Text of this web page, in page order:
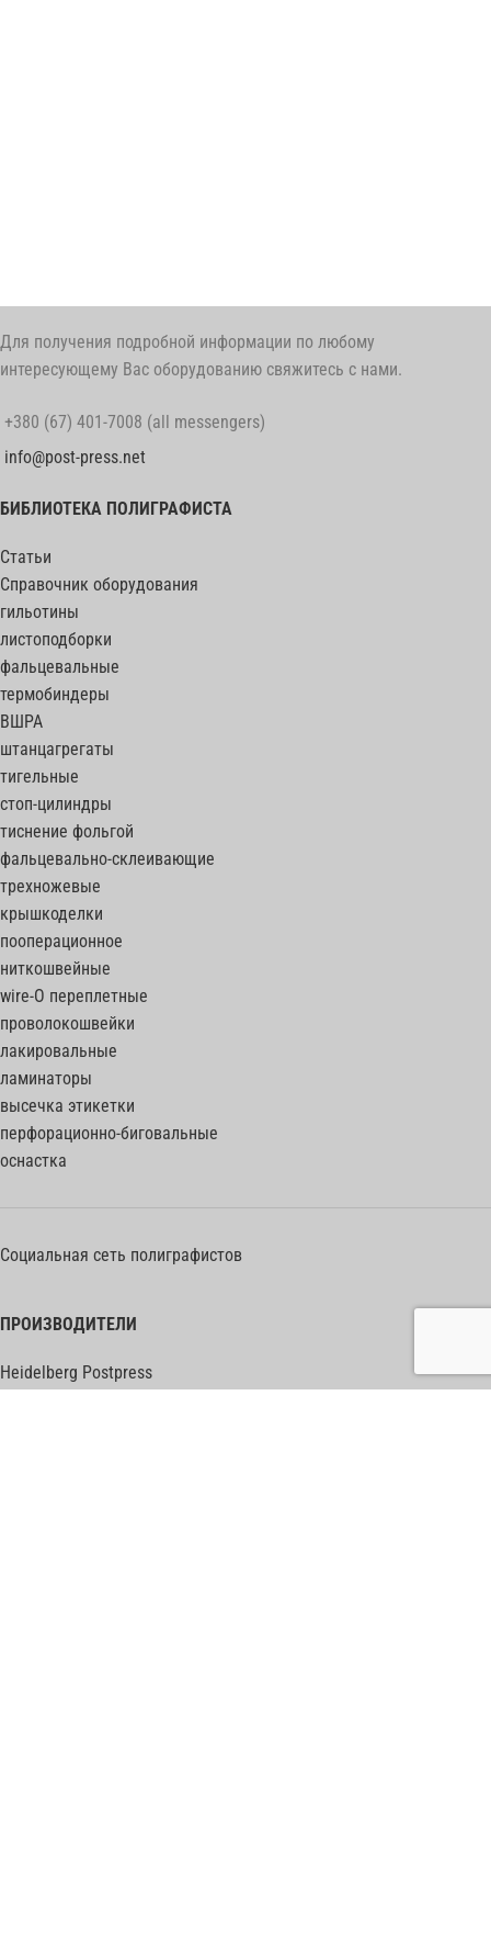
Для получения подробной информации по любому
интересующему Вас оборудованию свяжитесь с нами.
+380 (67) 401-7008 (all messengers)
info@post-press.net
БИБЛИОТЕКА ПОЛИГРАФИСТА
Статьи
Справочник оборудования
гильотины
листоподборки
фальцевальные
термобиндеры
ВШРА
штанцагрегаты
тигельные
стоп-цилиндры
тиснение фольгой
фальцевально-склеивающие
трехножевые
крышкоделки
пооперационное
ниткошвейные
wire-O переплетные
проволокошвейки
лакировальные
ламинаторы
высечка этикетки
перфорационно-биговальные
оснастка
Социальная сеть полиграфистов
ПРОИЗВОДИТЕЛИ
Heidelberg Postpress